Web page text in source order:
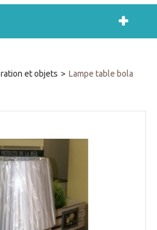
et objets > Lampe table bola